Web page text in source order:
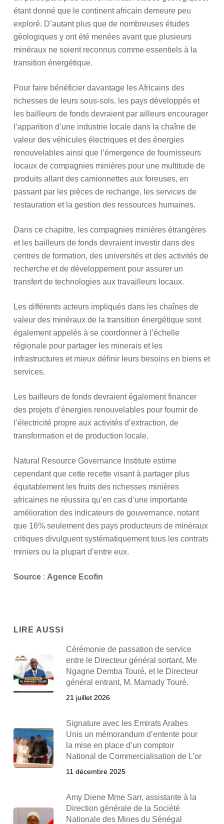
étant donné que le continent africain demeure peu
exploré. D’autant plus que de nombreuses études
géologiques y ont été menées avant que plusieurs
minéraux ne soient reconnus comme essentiels à la
transition énergétique.
Pour faire bénéficier davantage les Africains des
richesses de leurs sous-sols, les pays développés et
les bailleurs de fonds devraient par ailleurs encourager
l’apparition d’une industrie locale dans la chaîne de
valeur des véhicules électriques et des énergies
renouvelables ainsi que l’émergence de fournisseurs
locaux de compagnies minières pour une multitude de
produits allant des camionnettes aux foreuses, en
passant par les pièces de rechange, les services de
restauration et la gestion des ressources humaines.
Dans ce chapitre, les compagnies minières étrangères
et les bailleurs de fonds devraient investir dans des
centres de formation, des universités et des activités de
recherche et de développement pour assurer un
transfert de technologies aux travailleurs locaux.
Les différents acteurs impliqués dans les chaînes de
valeur des minéraux de la transition énergétique sont
également appelés à se coordonner à l’échelle
régionale pour partager les minerais et les
infrastructures et mieux définir leurs besoins en biens et
services.
Les bailleurs de fonds devraient également financer
des projets d’énergies renouvelables pour fournir de
l’électricité propre aux activités d’extraction, de
transformation et de production locale.
Natural Resource Governance Institute estime
cependant que cette recette visant à partager plus
équitablement les fruits des richesses minières
africaines ne réussira qu’en cas d’une importante
amélioration des indicateurs de gouvernance, notant
que 16% seulement des pays producteurs de minéraux
critiques divulguent systématiquement tous les contrats
miniers ou la plupart d’entre eux.
Source: Agence Ecofin
LIRE AUSSI
Cérémonie de passation de service
entre le Directeur général sortant, Me
Ngagne Demba Touré, et le Directeur
général entrant, M. Mamady Touré.
21 juillet 2026
Signature avec les Emirats Arabes
Unis un mémorandum d’entente pour
la mise en place d’un comptoir
National de Commercialisation de L’or
11 décembre 2025
Amy Diene Mme Sarr, assistante à la
Direction générale de la Société
Nationale des Mines du Sénégal